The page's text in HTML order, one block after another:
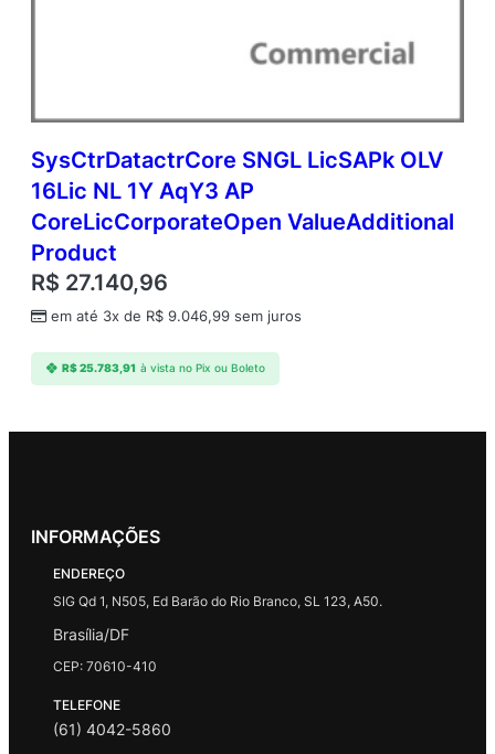
SysCtrDatactrCore SNGL LicSAPk OLV
16Lic NL 1Y AqY3 AP
CoreLicCorporateOpen ValueAdditional
Product
R$ 27.140,96
em até 3x de R$ 9.046,99 sem juros
R$25.783,91 à vista no Pix ou Boleto
INFORMAÇÕES
ENDEREÇO
SIG Qd 1, N505, Ed Barão do Rio Branco, SL 123, A50.
Brasília/DF
CEP: 70610-410
TELEFONE
(61) 4042-5860